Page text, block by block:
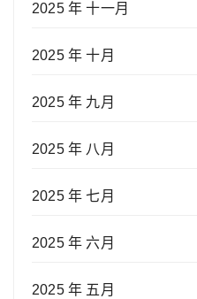
2025 年 十一月
2025 年 十月
2025 年 九月
2025 年 八月
2025 年 七月
2025 年 六月
2025 年 五月